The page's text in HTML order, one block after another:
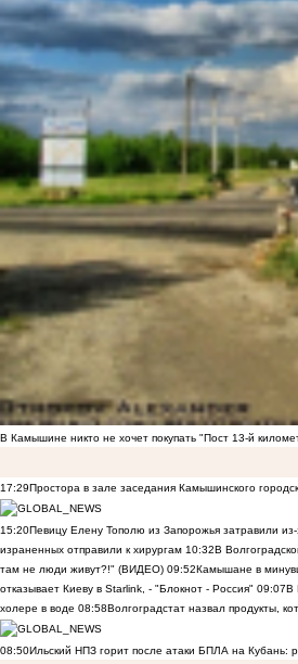
В Камышине никто не хочет покупать "Пост 13-й
17:29Простора в зале заседания Камышинского
15:20Певицу Елену Тополю из Запорожья затравили
израненных отправили к хирургам 10:32В
там не люди живут?!" (ВИДЕО) 09:52Камышане в
отказывает Киеву в Starlink, - "Блокнот - Россия" 09:07В
холере в воде 08:58Волгоградстат назвал продукты,
08:50Ильский НПЗ горит после атаки БПЛА на Кубань: